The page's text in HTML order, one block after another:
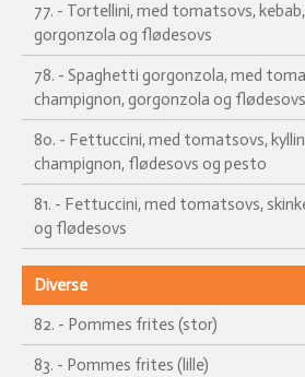
77. - Tortellini, med tomatsovs,
gorgonzola og flødesovs
78. - Spaghetti gorgonzola, med
champignon, gorgonzola og flødesovs
80. - Fettuccini, med tomatsovs,
champignon, flødesovs og pesto
81. - Fettuccini, med tomatsovs,
og flødesovs
Diverse
82. - Pommes frites (stor)
83. - Pommes frites (lille)